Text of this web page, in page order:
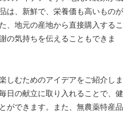
は、新鮮で、栄養価も高いものが
、地元の産地から直接購入するこ
の気持ちを伝えることもできま
しむためのアイデアをご紹介しま
日の献立に取り入れることで、健
ができます。また、無農薬特産品